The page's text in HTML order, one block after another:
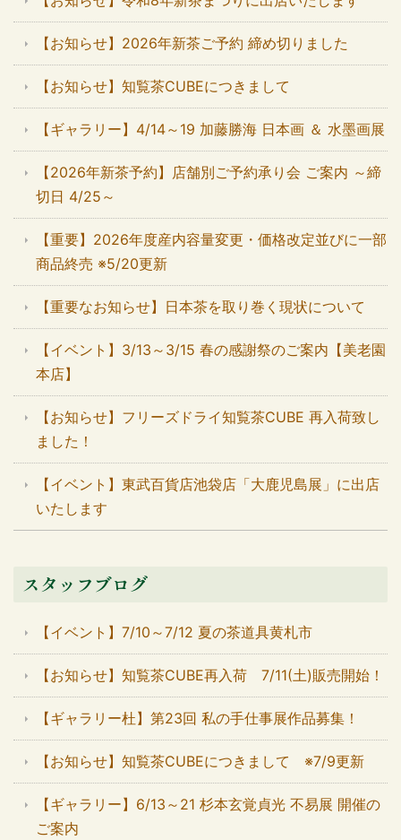
【お知らせ】2026年新茶ご予約 締め切りました
【お知らせ】知覧茶CUBEにつきまして
【ギャラリー】4/14～19 加藤勝海 日本画 ＆ 水墨画展
【2026年新茶予約】店舗別ご予約承り会 ご案内 ～締
切日 4/25～
【重要】2026年度産内容量変更・価格改定並びに一部
商品終売 ※5/20更新
【重要なお知らせ】日本茶を取り巻く現状について
【イベント】3/13～3/15 春の感謝祭のご案内【美老園
本店】
【お知らせ】フリーズドライ知覧茶CUBE 再入荷致し
ました！
【イベント】東武百貨店池袋店「大鹿児島展」に出店
いたします
スタッフブログ
【イベント】7/10～7/12 夏の茶道具黄札市
【お知らせ】知覧茶CUBE再入荷 7/11(土)販売開始！
【ギャラリー杜】第23回 私の手仕事展作品募集！
【お知らせ】知覧茶CUBEにつきまして ※7/9更新
【ギャラリー】6/13～21 杉本玄覚貞光 不易展 開催の
ご案内